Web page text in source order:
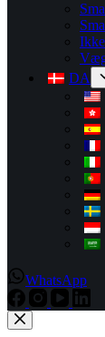
DA
WhatsApp